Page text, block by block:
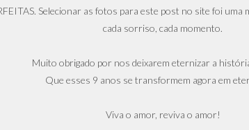
Selecionar as fotos para este post no site foi
cada sorriso, cada momento.
Muito obrigado por nos deixarem eternizar a
Que esses 9 anos se transformem agora em
Viva o amor, reviva o amor!